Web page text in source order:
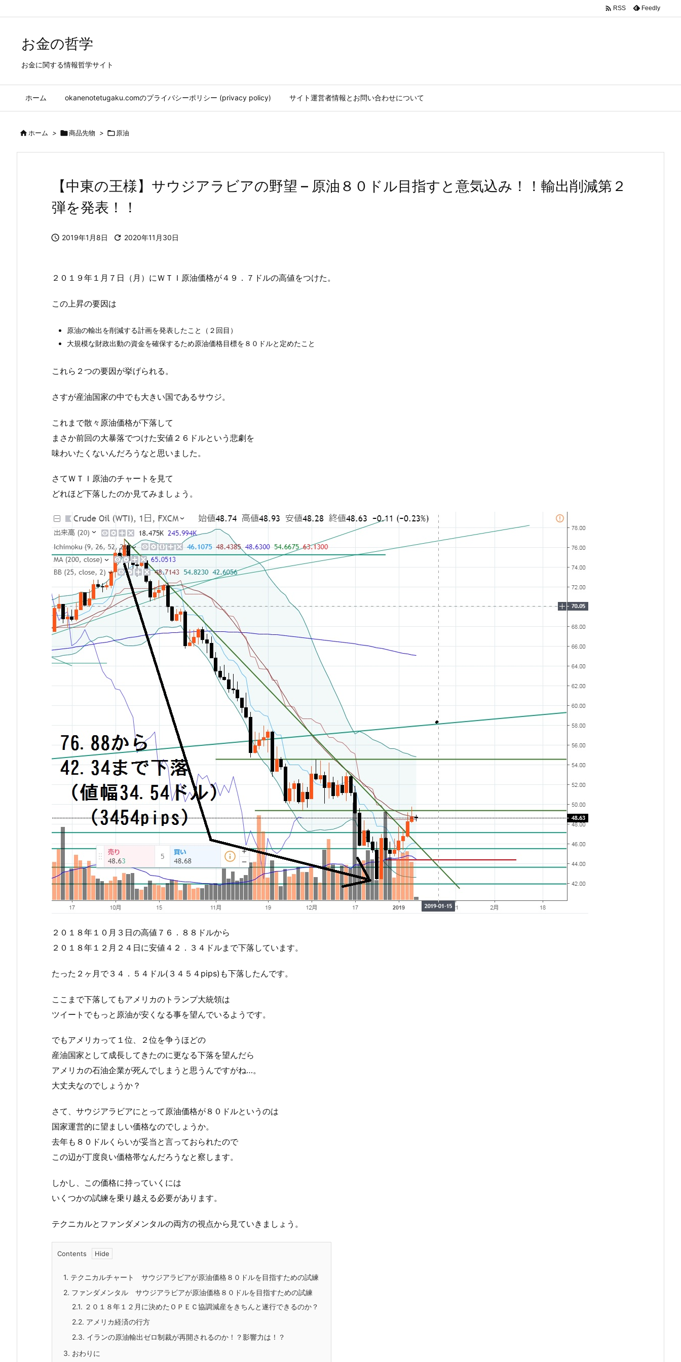
お金の哲学
お金に関する情報哲学サイト
ホーム okanenotetugaku.comのプライバシーポリシー (privacy policy) サイト運営者情報とお問い合わせについて
 RSS Feedly
ホーム > 商品先物 >  原油
【中東の王様】サウジアラビアの野望 – 原油８０ドル目指すと意気込み！！輸出削減第２
弾を発表！！
 2019年1月8日  2020年11月30日
２０１９年１月７日（月）にＷＴＩ原油価格が４９．７ドルの高値をつけた。
この上昇の要因は
原油の輸出を削減する計画を発表したこと（２回目）
大規模な財政出動の資金を確保するため原油価格目標を８０ドルと定めたこと
これら２つの要因が挙げられる。
さすが産油国家の中でも大きい国であるサウジ。
これまで散々原油価格が下落して
まさか前回の大暴落でつけた安値２６ドルという悲劇を
味わいたくないんだろうなと思いました。
さてＷＴＩ原油のチャートを見て
どれほど下落したのか見てみましょう。
２０１８年１０月３日の高値７６．８８ドルから
２０１８年１２月２４日に安値４２．３４ドルまで下落しています。
たった２ヶ月で３４．５４ドル(３４５４pips)も下落したんです。
ここまで下落してもアメリカのトランプ大統領は
ツイートでもっと原油が安くなる事を望んでいるようです。
でもアメリカって１位、２位を争うほどの
産油国家として成長してきたのに更なる下落を望んだら
アメリカの石油企業が死んでしまうと思うんですがね…。
大丈夫なのでしょうか？
さて、サウジアラビアにとって原油価格が８０ドルというのは
国家運営的に望ましい価格なのでしょうか。
去年も８０ドルくらいが妥当と言っておられたので
この辺が丁度良い価格帯なんだろうなと察します。
しかし、この価格に持っていくには
いくつかの試練を乗り越える必要があります。
テクニカルとファンダメンタルの両方の視点から見ていきましょう。
Contents
1. テクニカルチャート サウジアラビアが原油価格８０ドルを目指すための試練
2. ファンダメンタル サウジアラビアが原油価格８０ドルを目指すための試練
2.1. ２０１８年１２月に決めたＯＰＥＣ協調減産をきちんと遂行できるのか？
2.2. アメリカ経済の行方
2.3. イランの原油輸出ゼロ制裁が再開されるのか！？影響力は！？
3. おわりに